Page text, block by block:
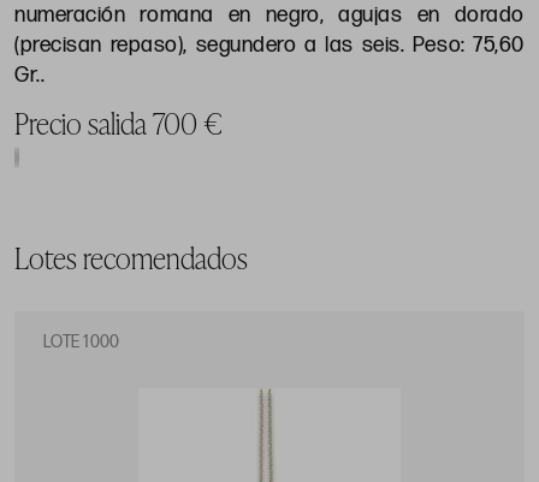
numeración romana en negro, agujas en dorado
(precisan repaso), segundero a las seis. Peso: 75,60
Gr..
Precio salida 700 €
Lotes recomendados
LOTE 1000